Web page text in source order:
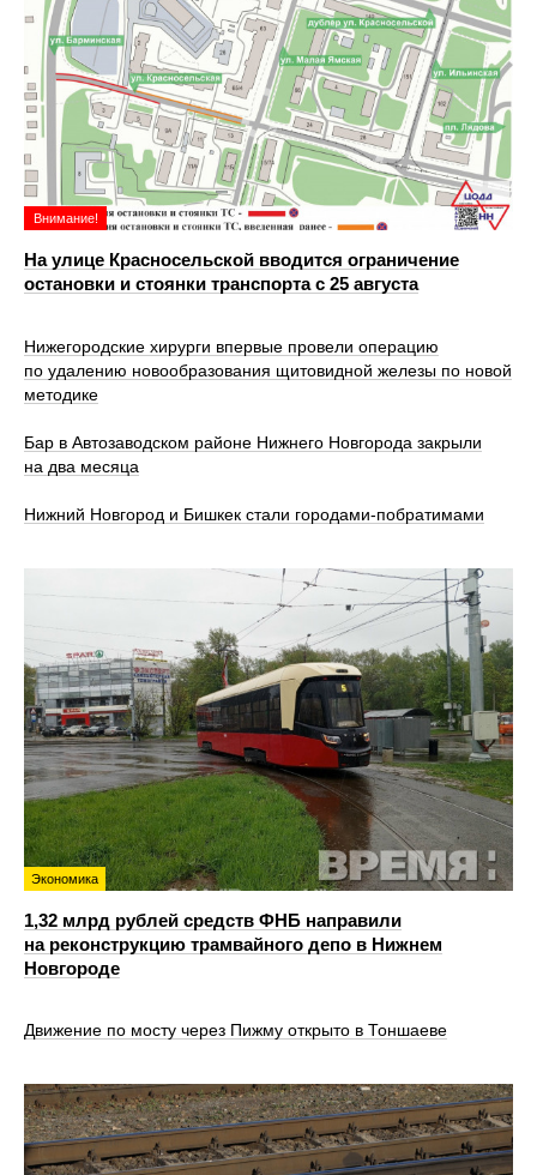
Внимание!
На улице Красносельской вводится ограничение
остановки и стоянки транспорта с 25 августа
Нижегородские хирурги впервые провели операцию
по удалению новообразования щитовидной железы по новой
методике
Бар в Автозаводском районе Нижнего Новгорода закрыли
на два месяца
Нижний Новгород и Бишкек стали городами-побратимами
Экономика
1,32 млрд рублей средств ФНБ направили
на реконструкцию трамвайного депо в Нижнем
Новгороде
Движение по мосту через Пижму открыто в Тоншаеве